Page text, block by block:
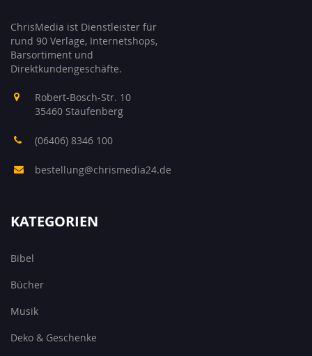
ChrisMedia ist Dienstleister für
rund 90 Verlage, Internetshops,
Barsortiment und
Direktkundengeschäfte.
Robert-Bosch-Str. 10
35460 Staufenberg
(06406) 8346 100
bestellung@chrismedia24.de
KATEGORIEN
Bibel
Bücher
Musik
Deko & Geschenke